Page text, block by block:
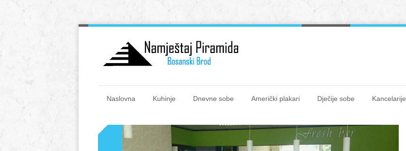
Naslovna Kuhinje Dnevne sobe Američki plakari Dječije sobe Kancelarije